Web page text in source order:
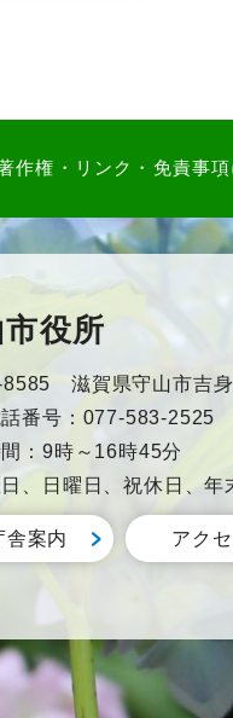
作権・リンク・免責事項
市役所
8585 滋賀県守山市吉
話番号：077-583-2525
：9時～16時45分
日、日曜日、祝休日、年
舎案内 アク